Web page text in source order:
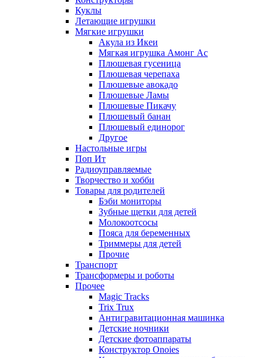
Куклы
Летающие игрушки
Мягкие игрушки
Акула из Икеи
Мягкая игрушка Амонг Ас
Плюшевая гусеница
Плюшевая черепаха
Плюшевые авокадо
Плюшевые Ламы
Плюшевые Пикачу
Плюшевый банан
Плюшевый единорог
Другое
Настольные игры
Поп Ит
Радиоуправляемые
Творчество и хобби
Товары для родителей
Бэби мониторы
Зубные щетки для детей
Молокоотсосы
Пояса для беременных
Триммеры для детей
Прочие
Транспорт
Трансформеры и роботы
Прочее
Magic Tracks
Trix Trux
Антигравитационная машинка
Детские ночники
Детские фотоаппараты
Конструктор Onoies